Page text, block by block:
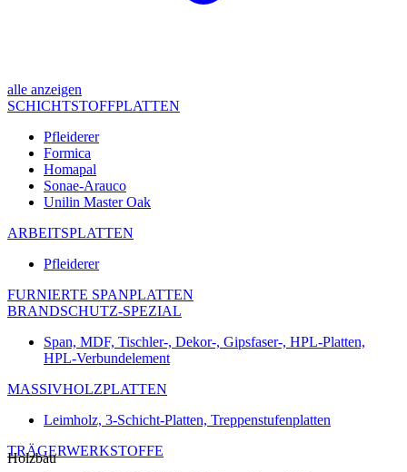
alle anzeigen
SCHICHTSTOFFPLATTEN
Pfleiderer
Formica
Homapal
Sonae-Arauco
Unilin Master Oak
ARBEITSPLATTEN
Pfleiderer
FURNIERTE SPANPLATTEN
BRANDSCHUTZ-SPEZIAL
Span, MDF, Tischler-, Dekor-, Gipsfaser-, HPL-Platten,
HPL-Verbundelement
MASSIVHOLZPLATTEN
Leimholz, 3-Schicht-Platten, Treppenstufenplatten
TRÄGERWERKSTOFFE
Holzbau